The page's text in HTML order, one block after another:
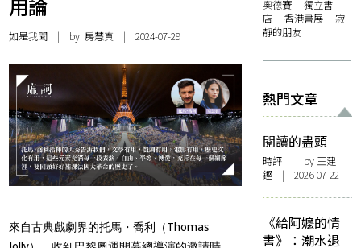
用論
如是我聞 | by 房慧真 | 2024-07-29
來自古典戲劇界的托馬・喬利（Thomas
奧德賽
獨立書
店
香港書展
寂
靜的朋友
熱門文章
閱讀的盡頭
時評 | by 王建
鏗 | 2026-07-22
《給阿嬤的情
書》：潮水退